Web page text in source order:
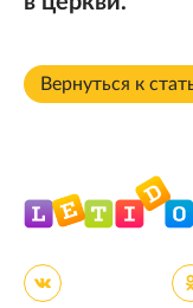
Вернуться к